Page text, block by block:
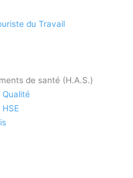
du Travail
de santé (H.A.S.)